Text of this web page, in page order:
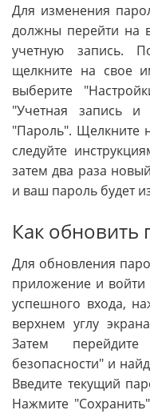
Для изменения
должны перейти на
учетную запись.
щелкните на свое
выберите
"Учетная запись
"Пароль". Щелкните
следуйте
затем два раза
и ваш пароль будет
Как обновить
Для обновления
приложение и
успешного входа,
верхнем углу
Затем
безопасности" и
Введите текущий
Нажмите